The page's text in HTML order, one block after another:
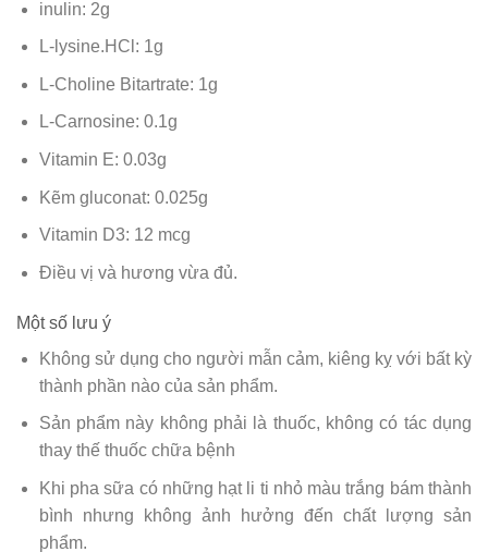
inulin: 2g
L-lysine.HCl: 1g
L-Choline Bitartrate: 1g
L-Carnosine: 0.1g
Vitamin E: 0.03g
Kẽm gluconat: 0.025g
Vitamin D3: 12 mcg
Điều vị và hương vừa đủ.
Một số lưu ý
Không sử dụng cho người mẫn cảm, kiêng kỵ với bất kỳ
thành phần nào của sản phẩm.
Sản phẩm này không phải là thuốc, không có tác dụng
thay thế thuốc chữa bệnh
Khi pha sữa có những hạt li ti nhỏ màu trắng bám thành
bình nhưng không ảnh hưởng đến chất lượng sản
phẩm.